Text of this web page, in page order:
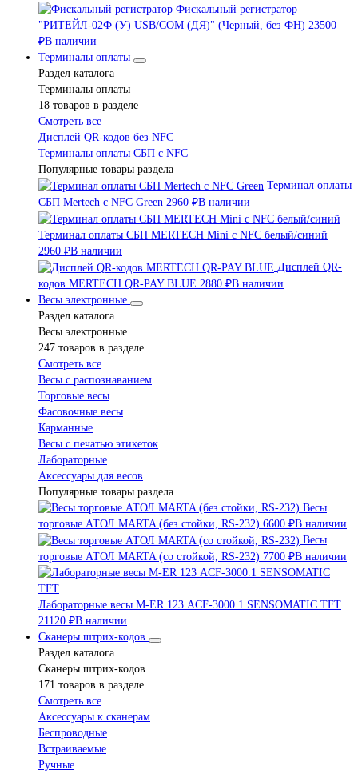
Фискальный регистратор
"РИТЕЙЛ-02Ф (У) USB/COM (ДЯ)" (Черный, без ФН) 23500
₽В наличии
Терминалы оплаты
Раздел каталога
Терминалы оплаты
18 товаров в разделе
Смотреть все
Дисплей QR-кодов без NFC
Терминалы оплаты СБП с NFC
Популярные товары раздела
Терминал оплаты
СБП Mertech с NFC Green 2960 ₽В наличии
Терминал оплаты СБП MERTECH Mini с NFC белый/синий
2960 ₽В наличии
Дисплей QR-
кодов MERTECH QR-PAY BLUE 2880 ₽В наличии
Весы электронные
Раздел каталога
Весы электронные
247 товаров в разделе
Смотреть все
Весы с распознаванием
Торговые весы
Фасовочные весы
Карманные
Весы с печатью этикеток
Лабораторные
Аксессуары для весов
Популярные товары раздела
Весы
торговые АТОЛ MARTA (без стойки, RS-232) 6600 ₽В наличии
Весы
торговые АТОЛ MARTA (со стойкой, RS-232) 7700 ₽В наличии
Лабораторные весы M-ER 123 АCF-3000.1 SENSOMATIC TFT
21120 ₽В наличии
Сканеры штрих-кодов
Раздел каталога
Сканеры штрих-кодов
171 товаров в разделе
Смотреть все
Аксессуары к сканерам
Беспроводные
Встраиваемые
Ручные